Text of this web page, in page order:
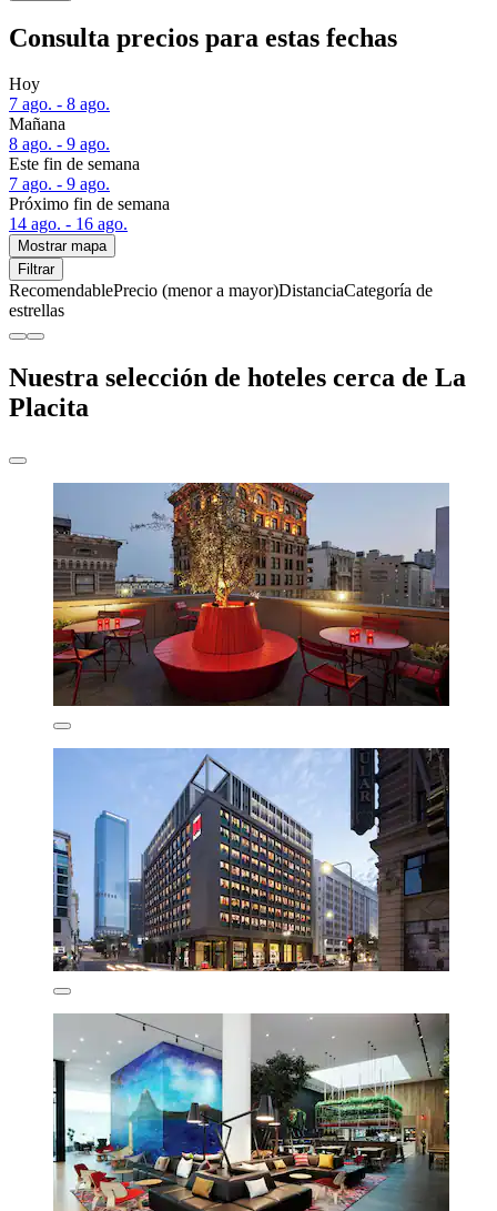
Consulta precios para estas fechas
Hoy
7 ago. - 8 ago.
Mañana
8 ago. - 9 ago.
Este fin de semana
7 ago. - 9 ago.
Próximo fin de semana
14 ago. - 16 ago.
Mostrar mapa
Filtrar
RecomendablePrecio (menor a mayor)DistanciaCategoría de
estrellas
Nuestra selección de hoteles cerca de La
Placita